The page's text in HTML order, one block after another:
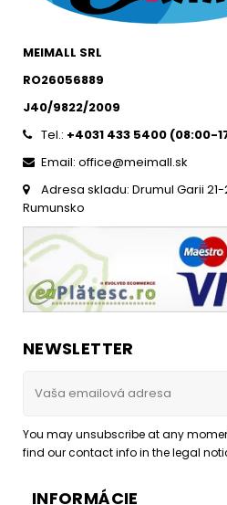
MEIMALL SRL
RO26056889
J40/9822/2009
Tel.: +4031 433 5400 (08:00-
Email: office@meimall.sk
Adresa skladu: Drumul Garii
Rumunsko
NEWSLETTER
You may unsubscribe at any
find our contact info in the legal
INFORMÁCIE